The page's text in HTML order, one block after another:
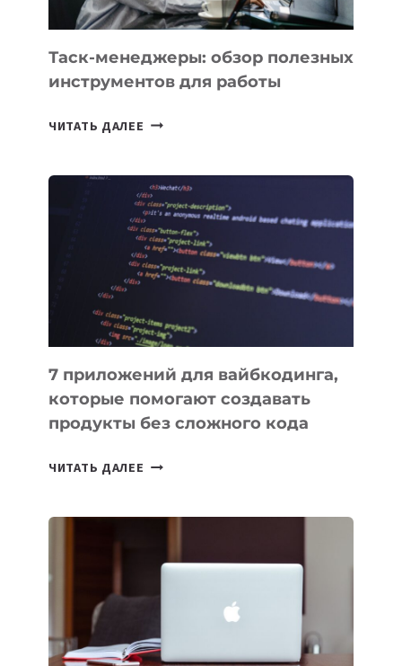
ПОДРОСТКАМ
БИЛЕТ
В
IT-
Таск-менеджеры: обзор полезных
инструментов для работы
ЧИТАТЬ ДАЛЕЕ ТАСК-
ПОЛЕЗНЫХ
ИНСТРУМЕНТОВ
ДЛЯ
РАБОТЫ
7 приложений для вайбкодинга,
которые помогают создавать
продукты без сложного кода
ЧИТАТЬ ДАЛЕЕ
ПОМОГАЮТ
СОЗДАВАТЬ
БЕЗ